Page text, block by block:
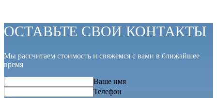
ОСТАВЬТЕ СВОИ КОНТАКТЫ
Мы рассчитаем стоимость и свяжемся с вами в ближайшее
время
Ваше имя
Телефон